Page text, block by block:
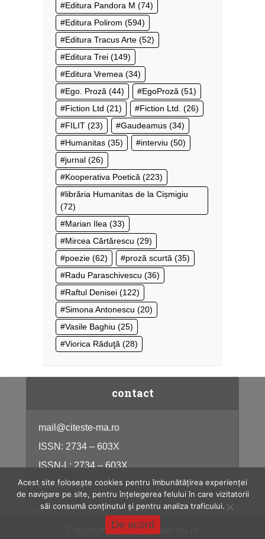
Editura Pandora M (74)
Editura Polirom (594)
Editura Tracus Arte (52)
Editura Trei (149)
Editura Vremea (34)
Ego. Proză (44) EgoProză (51)
Fiction Ltd (21) Fiction Ltd. (26)
FILIT (23) Gaudeamus (34)
Humanitas (35) interviu (50)
jurnal (26)
Kooperativa Poetică (223)
librăria Humanitas de la Cișmigiu
(72)
Marian Ilea (33)
Mircea Cărtărescu (29)
poezie (62) proză scurtă (35)
Radu Paraschivescu (36)
Raftul Denisei (122)
Simona Antonescu (20)
Vasile Baghiu (25)
Viorica Răduţă (28)
contact
mail@citeste-ma.ro
ISSN: 2734 – 603X
ISSN-L: 2734 – 603X
citeste-ma.ro
Copyright © 2026, citeste-ma.ro
Acest site folosește cookies pentru îmbunătățirea experienței
de navigare pe site, pentru înțelegerea felului în care vizitatorii
săi consumă conținutul și pentru analiza traficului.
De acord